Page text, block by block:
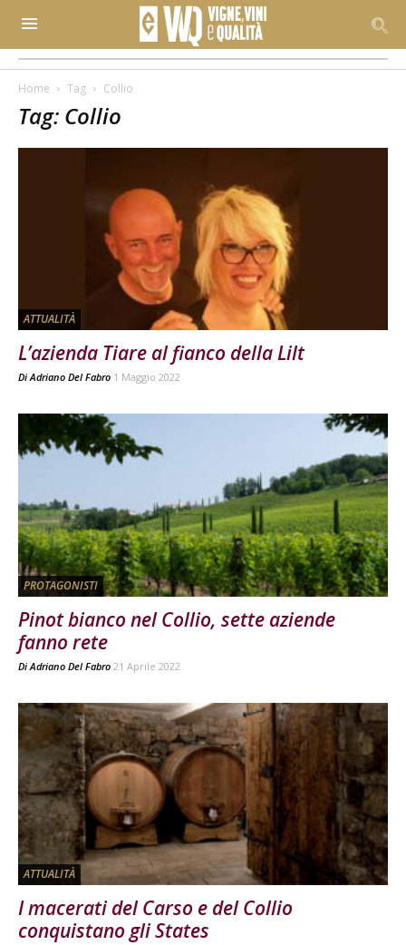
Home Tag Collio
Tag: Collio
ATTUALITÀ
L’azienda Tiare al fianco della Lilt
DiAdriano Del Fabro 1 Maggio 2022
PROTAGONISTI
Pinot bianco nel Collio, sette aziende
fanno rete
Di Adriano Del Fabro 21 Aprile 2022
ATTUALITÀ
I macerati del Carso e del Collio
conquistano gli States